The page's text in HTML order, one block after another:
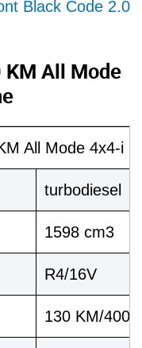
Black Code 2.0
All Mode
All Mode 4x4-i
turbodiesel
1598 cm3
R4/16V
130 KM/